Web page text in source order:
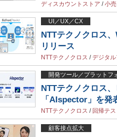
ディスカウントストア /小売
UI／UX／CX
NTTテクノクロス
リリース
NTTテクノクロス /デジタ
開発ツール／プラットフ
NTTテクノクロス
「AIspector」を
NTTテクノクロス / 回帰テス
顧客接点拡大